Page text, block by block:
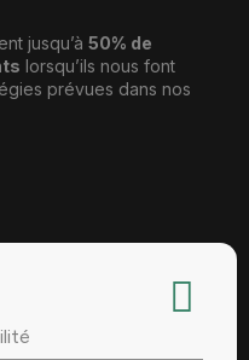
jusqu’à 50% de
lorsqu’ils nous font
prévues dans nos